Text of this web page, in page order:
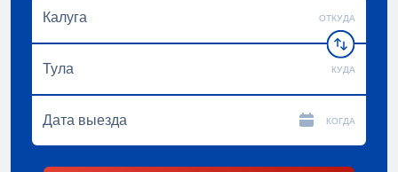
ОТКУДА
КУДА
КОГДА